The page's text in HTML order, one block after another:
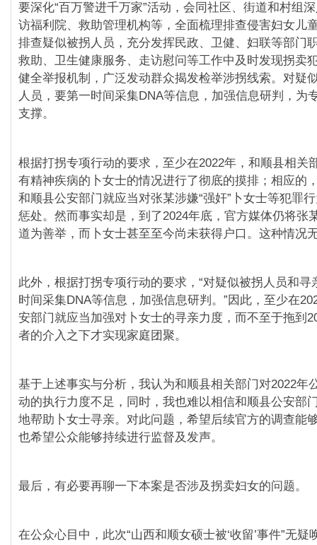
要深化“百万警进千万家”活动，会同社区、街道和村组
访福利院、救助管理机构等，全面梳理排查侵害妇女儿
排查疑似被拐人员，充分发挥民政、卫健、妇联等部门
救助、卫生健康服务、走访慰问等工作中及时发现拐卖
健全举报机制，广泛发动群众揭发检举涉拐线索。对疑
人员，要第一时间采集DNA等信息，加强信息研判，为
支撑。
根据打拐专项行动的要求，至少在2022年，和顺县相关
有精神疾病的卜女士的情况进行了彻底的摸排；相应的
和顺县公安部门就应当对张某涉嫌“强奸”卜女士等犯罪
惩处。然而事实却是，到了2024年底，官方媒体仍将张
道为善举，而卜女士甚至至今尚未获得户口。这种情况
此外，根据打拐专项行动的要求，“对疑似被拐人员和寻
时间采集DNA等信息，加强信息研判。”因此，至少在
安部门就应当加强对卜女士的寻亲力度，而不至于拖到
者的介入之下才实现家庭团聚。
基于上述事实与分析，我认为和顺县相关部门对2022年
动的执行力度不足，同时，我也难以相信和顺县公安部
地帮助卜女士寻亲。对此问题，希望后续官方的调查能
也希望公众能够持续进行监督及发声。
最后，有必要再聊一下本案是否涉及拐卖妇女的问题。
在公众心目中，此次“山西和顺女硕士被‘收留’事件”无疑